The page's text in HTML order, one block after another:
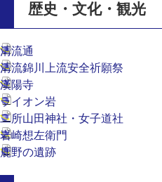
歴史・文化・観光
清流通
清流錦川上流安全祈願祭
漢陽寺
ライオン岩
二所山田神社・女子道社
岩崎想左衛門
鹿野の遺跡